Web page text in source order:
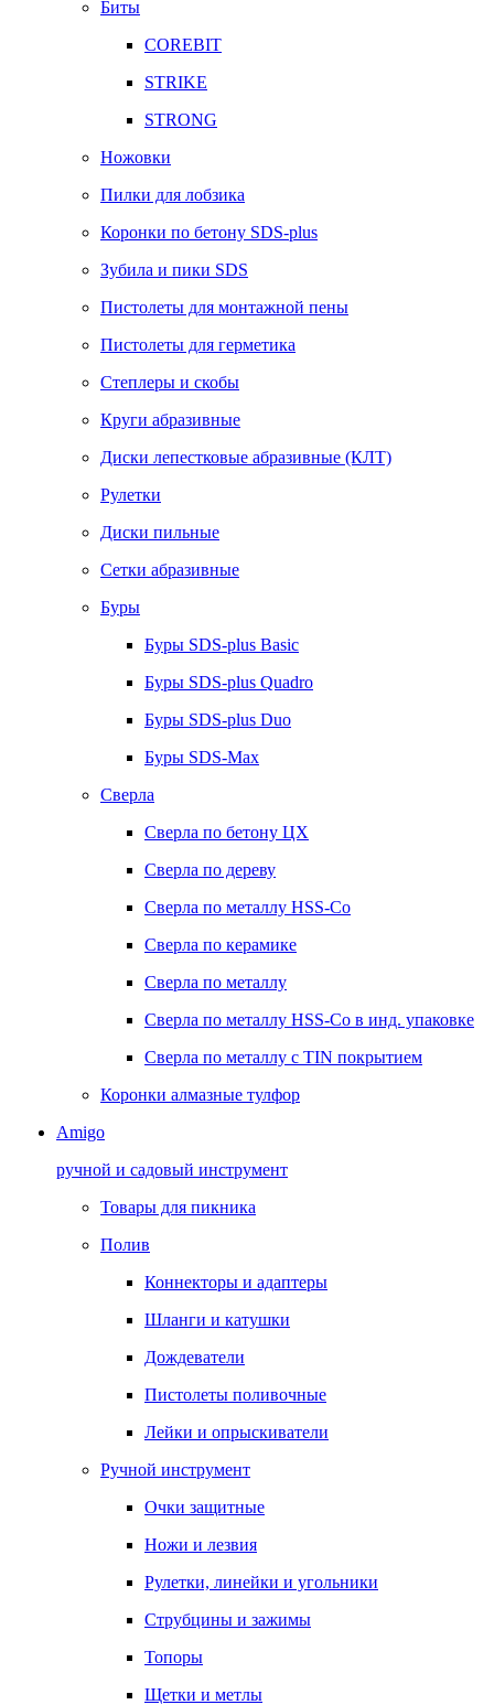
Биты
COREBIT
STRIKE
STRONG
Ножовки
Пилки для лобзика
Коронки по бетону SDS-plus
Зубила и пики SDS
Пистолеты для монтажной пены
Пистолеты для герметика
Степлеры и скобы
Круги абразивные
Диски лепестковые абразивные (КЛТ)
Рулетки
Диски пильные
Сетки абразивные
Буры
Буры SDS-plus Basic
Буры SDS-plus Quadro
Буры SDS-plus Duo
Буры SDS-Max
Сверла
Сверла по бетону ЦХ
Сверла по дереву
Сверла по металлу HSS-Co
Сверла по керамике
Сверла по металлу
Сверла по металлу HSS-Co в инд. упаковке
Сверла по металлу с TIN покрытием
Коронки алмазные тулфор
Amigo
ручной и садовый инструмент
Товары для пикника
Полив
Коннекторы и адаптеры
Шланги и катушки
Дождеватели
Пистолеты поливочные
Лейки и опрыскиватели
Ручной инструмент
Очки защитные
Ножи и лезвия
Рулетки, линейки и угольники
Струбцины и зажимы
Топоры
Щетки и метлы